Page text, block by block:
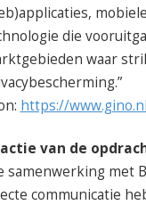
die
waar
https://
van de
samenwerking met
communicatie